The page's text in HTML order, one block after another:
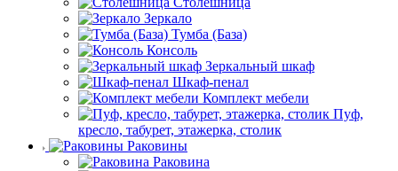
Зеркало
Тумба (База)
Консоль
Зеркальный шкаф
Шкаф-пенал
Комплект мебели
Пуф,
кресло, табурет, этажерка, столик
Раковины
Раковина